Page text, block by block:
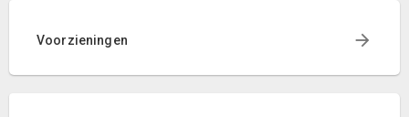
Voorzieningen